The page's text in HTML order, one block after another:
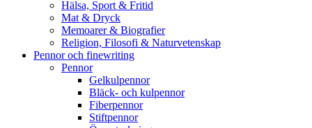
Hälsa, Sport & Fritid
Mat & Dryck
Memoarer & Biografier
Religion, Filosofi & Naturvetenskap
Pennor och finewriting
Pennor
Gelkulpennor
Bläck- och kulpennor
Fiberpennor
Stiftpennor